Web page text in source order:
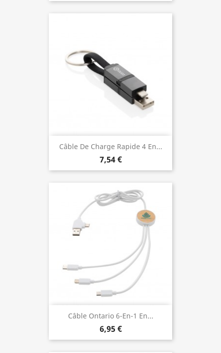
Câble De Charge Rapide 4 En...
7,54 €
Câble Ontario 6-En-1 En...
6,95 €